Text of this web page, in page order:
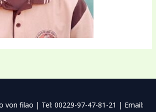
von filao | Tel: 00229-97-47-81-21 | Email: